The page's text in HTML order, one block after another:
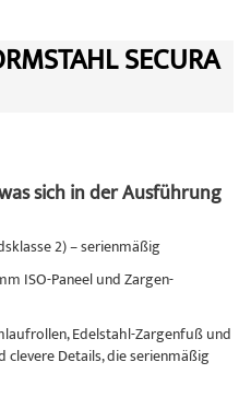
SECURA
sich in der Ausführung
2) – serienmäßig
ISO-Paneel und Zargen-
Edelstahl-Zargenfuß und
clevere Details, die serienmäßig